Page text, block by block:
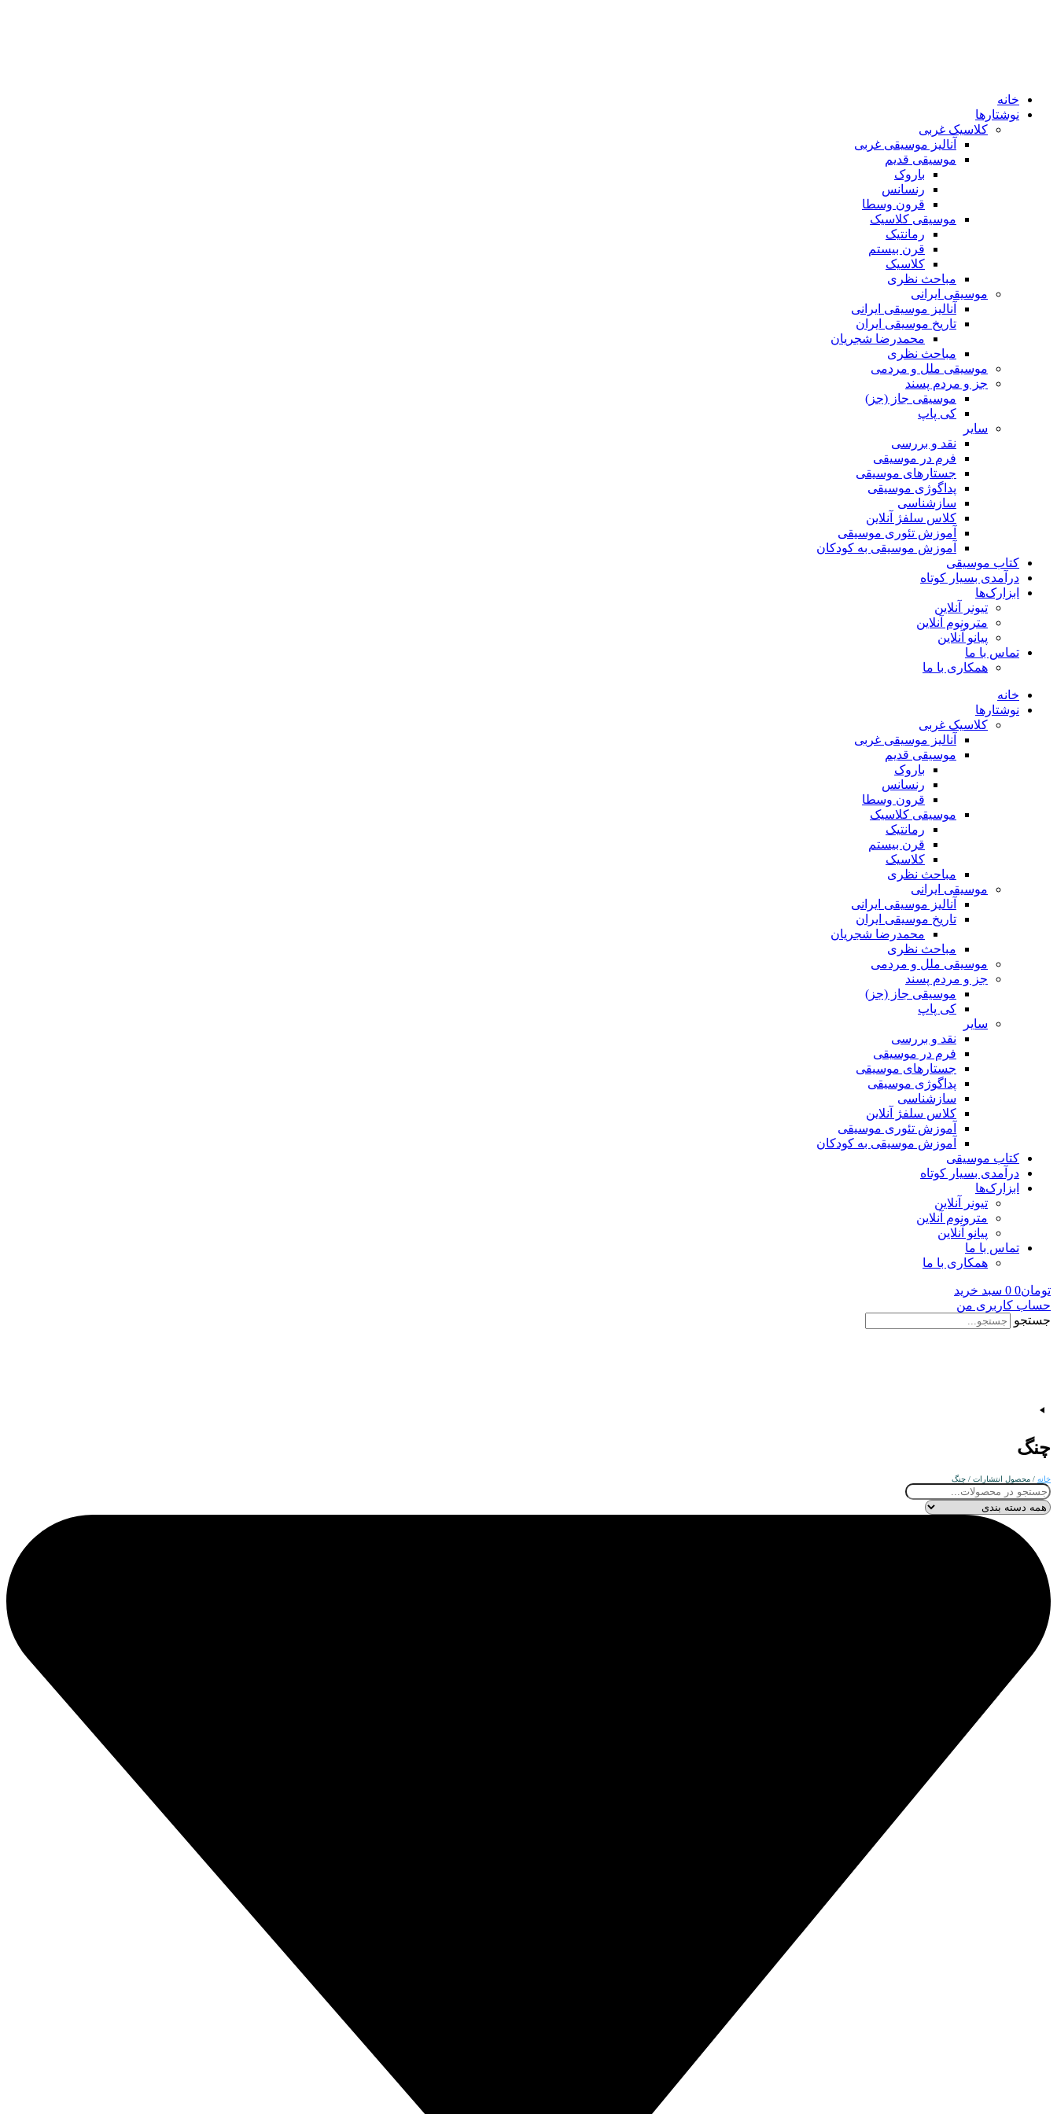
خانه
نوشتارها
کلاسیک غربی
آنالیز موسیقی غربی
موسیقی قدیم
باروک
رنسانس
قرون وسطا
موسیقی کلاسیک
رمانتیک
قرن بیستم
کلاسیک
مباحث نظری
موسیقی ایرانی
آنالیز موسیقی ایرانی
تاریخ موسیقی ایران
محمدرضا شجریان
مباحث نظری
موسیقی ملل و مردمی
جز و مردم پسند
موسیقی جاز (جز)
کی پاپ
سایر
نقد‌ و بررسی
فرم در موسیقی
جستارهای موسیقی
پداگوژی موسیقی
سازشناسی
کلاس سلفژ آنلاین
آموزش تئوری موسیقی
آموزش موسیقی به کودکان
کتاب موسیقی
درآمدی بسیار کوتاه
ابزارک‌ها
تیونر آنلاین
مترونوم آنلاین
پیانو آنلاین
تماس با ما
همکاری با ما
خانه
نوشتارها
کلاسیک غربی
آنالیز موسیقی غربی
موسیقی قدیم
باروک
رنسانس
قرون وسطا
موسیقی کلاسیک
رمانتیک
قرن بیستم
کلاسیک
مباحث نظری
موسیقی ایرانی
آنالیز موسیقی ایرانی
تاریخ موسیقی ایران
محمدرضا شجریان
مباحث نظری
موسیقی ملل و مردمی
جز و مردم پسند
موسیقی جاز (جز)
کی پاپ
سایر
نقد‌ و بررسی
فرم در موسیقی
جستارهای موسیقی
پداگوژی موسیقی
سازشناسی
کلاس سلفژ آنلاین
آموزش تئوری موسیقی
آموزش موسیقی به کودکان
کتاب موسیقی
درآمدی بسیار کوتاه
ابزارک‌ها
تیونر آنلاین
مترونوم آنلاین
پیانو آنلاین
تماس با ما
همکاری با ما
تومان0
0 سبد خرید
حساب کاربری من
جستجو
چنگ
خانه / محصول انتشارات / چنگ
جستجو
...